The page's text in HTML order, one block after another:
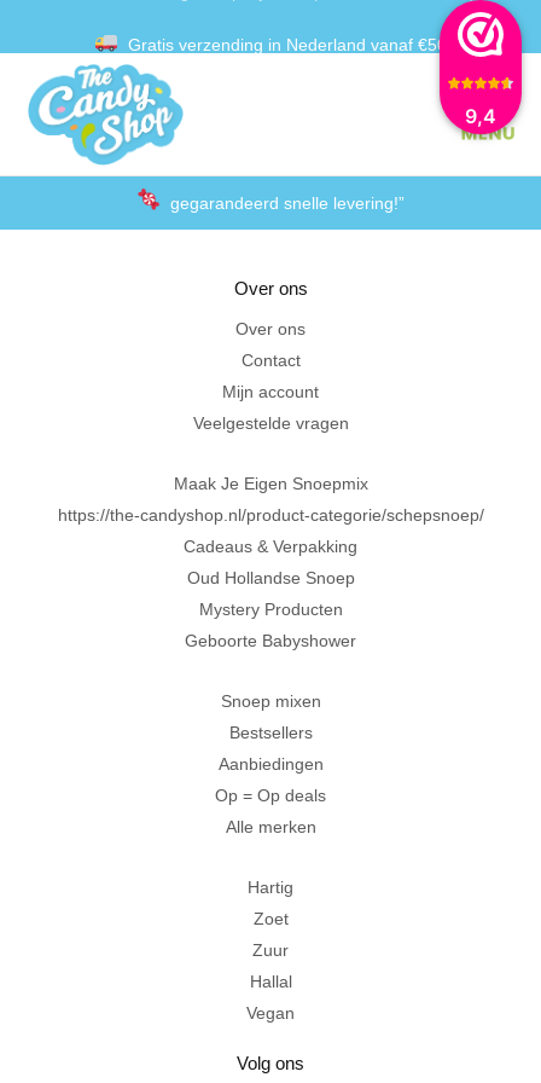
9,4
Gratis verzending in Nederland vanaf €50
gegarandeerd snelle levering!”
Al 20 jaar in Amersfoort
Over ons
Over ons
Contact
Mijn account
Veelgestelde vragen
Maak Je Eigen Snoepmix
https://the-candyshop.nl/product-categorie/schepsnoep/
Cadeaus & Verpakking
Oud Hollandse Snoep
Mystery Producten
Geboorte Babyshower
Snoep mixen
Bestsellers
Aanbiedingen
Op = Op deals
Alle merken
Hartig
Zoet
Zuur
Hallal
Vegan
Volg ons